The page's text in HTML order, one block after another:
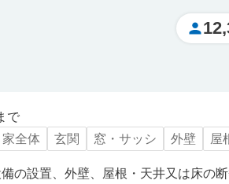
で
家全体 玄関 窓・サッシ 外壁 屋
の設置、外壁、屋根・天井又は床の